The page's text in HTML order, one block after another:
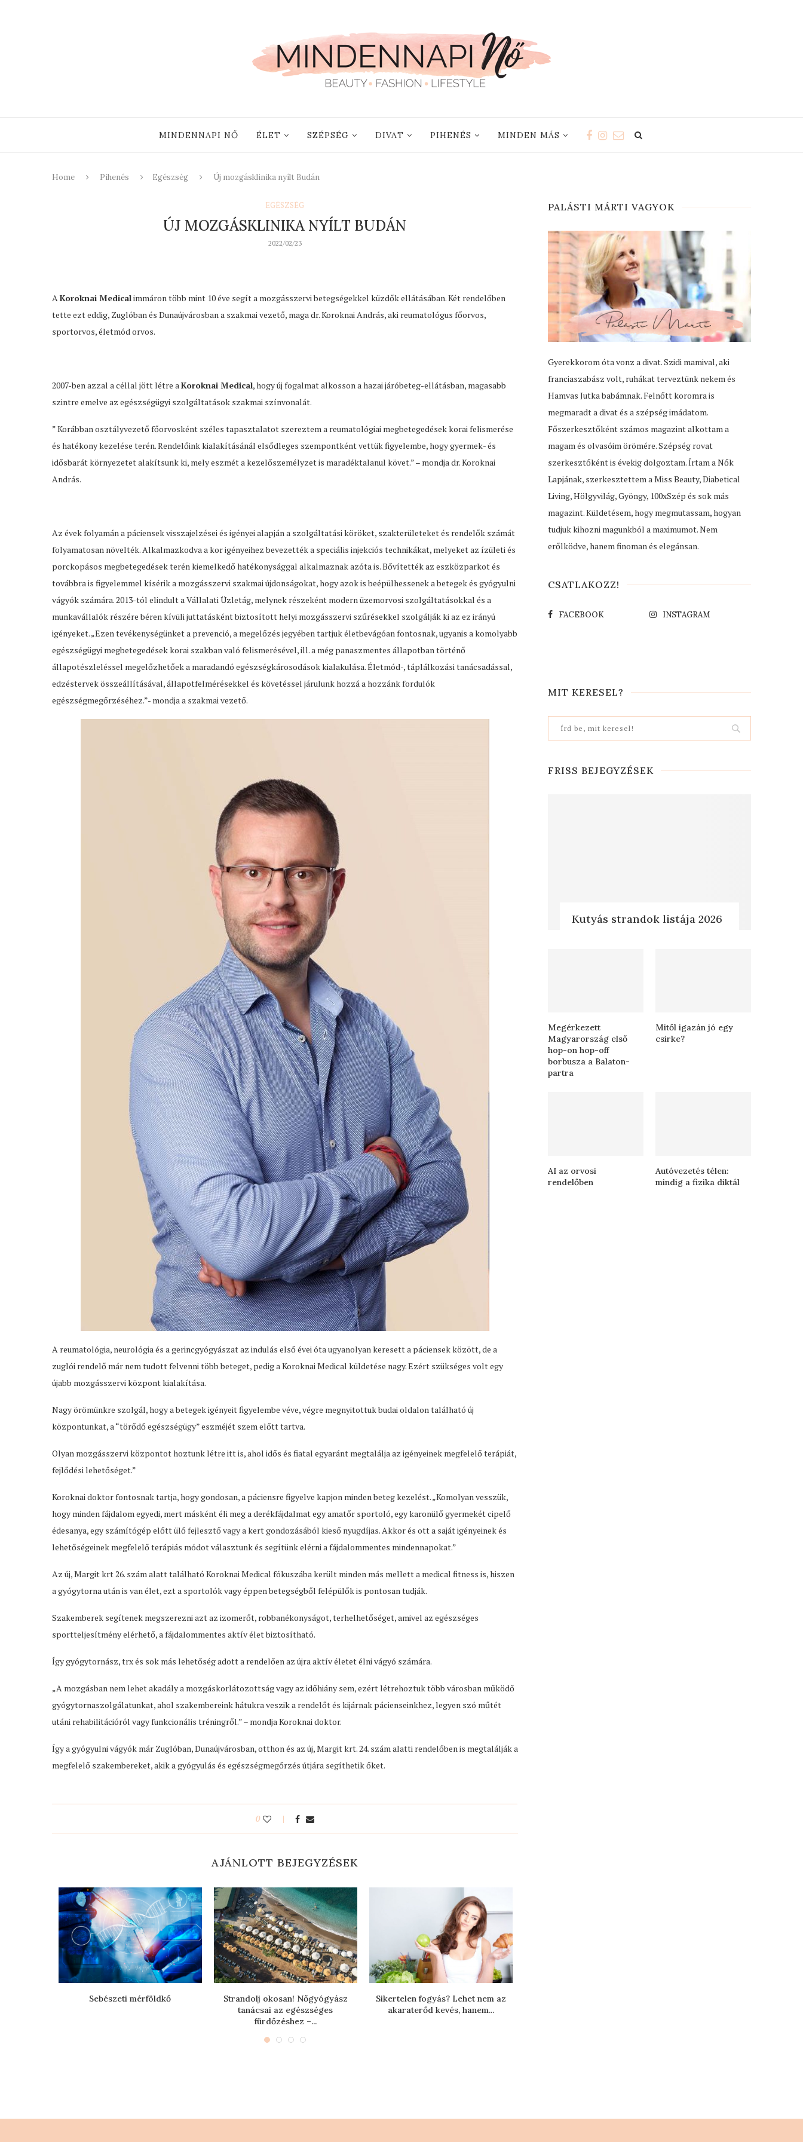
MINDENNAPI NŐ ÉLET SZÉPSÉG DIVAT PIHENÉS MINDEN MÁS
Home Pihenés Egészség Új mozgásklinika nyílt Budán
EGÉSZSÉG
ÚJ MOZGÁSKLINIKA NYÍLT BUDÁN
2022/02/23
AKoroknai Medicalimmáron több mint 10 éve segít a mozgásszervi betegségekkel küzdők ellátásában. Két rendelőben
tette ezt eddig, Zuglóban és Dunaújvárosban a szakmai vezető, maga dr. Koroknai András, aki reumatológus főorvos,
sportorvos, életmód orvos.
2007-ben azzal a céllal jött létre aKoroknai Medical, hogy új fogalmat alkosson a hazai járóbeteg-ellátásban, magasabb
szintre emelve az egészségügyi szolgáltatások szakmai színvonalát.
” Korábban osztályvezető főorvosként széles tapasztalatot szereztem a reumatológiai megbetegedések korai felismerése
és hatékony kezelése terén. Rendelőink kialakításánál elsődleges szempontként vettük figyelembe, hogy gyermek- és
idősbarát környezetet alakítsunk ki, mely eszmét a kezelőszemélyzet is maradéktalanul követ.” – mondja dr. Koroknai
András.
Az évek folyamán a páciensek visszajelzései és igényei alapján a szolgáltatási köröket, szakterületeket és rendelők számát
folyamatosan növelték. Alkalmazkodva a kor igényeihez bevezették a speciális injekciós technikákat, melyeket az ízületi és
porckopásos megbetegedések terén kiemelkedő hatékonysággal alkalmaznak azóta is. Bővítették az eszközparkot és
továbbra is figyelemmel kísérik a mozgásszervi szakmai újdonságokat, hogy azok is beépülhessenek a betegek és gyógyulni
vágyók számára. 2013-tól elindult a Vállalati Üzletág, melynek részeként modern üzemorvosi szolgáltatásokkal és a
munkavállalók részére béren kívüli juttatásként biztosított helyi mozgásszervi szűrésekkel szolgálják ki az ez irányú
igényeket. „Ezen tevékenységünket a prevenció, a megelőzés jegyében tartjuk életbevágóan fontosnak, ugyanis a komolyabb
egészségügyi megbetegedések korai szakban való felismerésével, ill. a még panaszmentes állapotban történő
állapotészleléssel megelőzhetőek a maradandó egészségkárosodások kialakulása. Életmód-, táplálkozási tanácsadással,
edzéstervek összeállításával, állapotfelmérésekkel és követéssel járulunk hozzá a hozzánk fordulók
egészségmegőrzéséhez.”- mondja a szakmai vezető.
A reumatológia, neurológia és a gerincgyógyászat az indulás első évei óta ugyanolyan keresett a páciensek között, de a
zuglói rendelő már nem tudott felvenni több beteget, pedig a Koroknai Medical küldetése nagy. Ezért szükséges volt egy
újabb mozgásszervi központ kialakítása.
Nagy örömünkre szolgál, hogy a betegek igényeit figyelembe véve, végre megnyitottuk budai oldalon található új
központunkat, a “törődő egészségügy” eszméjét szem előtt tartva.
Olyan mozgásszervi központot hoztunk létre itt is, ahol idős és fiatal egyaránt megtalálja az igényeinek megfelelő terápiát,
fejlődési lehetőséget.”
Koroknai doktor fontosnak tartja, hogy gondosan, a páciensre figyelve kapjon minden beteg kezelést. „Komolyan vesszük,
hogy minden fájdalom egyedi, mert másként éli meg a derékfájdalmat egy amatőr sportoló, egy karonülő gyermekét cipelő
édesanya, egy számítógép előtt ülő fejlesztő vagy a kert gondozásából kieső nyugdíjas. Akkor és ott a saját igényeinek és
lehetőségeinek megfelelő terápiás módot választunk és segítünk elérni a fájdalommentes mindennapokat.”
Az új, Margit krt 26. szám alatt található Koroknai Medical fókuszába került minden más mellett a medical fitness is, hiszen
a gyógytorna után is van élet, ezt a sportolók vagy éppen betegségből felépülők is pontosan tudják.
Szakemberek segítenek megszerezni azt az izomerőt, robbanékonyságot, terhelhetőséget, amivel az egészséges
sportteljesítmény elérhető, a fájdalommentes aktív élet biztosítható.
Így gyógytornász, trx és sok más lehetőség adott a rendelően az újra aktív életet élni vágyó számára.
„A mozgásban nem lehet akadály a mozgáskorlátozottság vagy az időhiány sem, ezért létrehoztuk több városban működő
gyógytornaszolgálatunkat, ahol szakembereink hátukra veszik a rendelőt és kijárnak pácienseinkhez, legyen szó műtét
utáni rehabilitációról vagy funkcionális tréningről.” – mondja Koroknai doktor.
Így a gyógyulni vágyók már Zuglóban, Dunaújvárosban, otthon és az új, Margit krt. 24. szám alatti rendelőben is megtalálják a
megfelelő szakembereket, akik a gyógyulás és egészségmegőrzés útjára segíthetik őket.
0
AJÁNLOTT BEJEGYZÉSEK
Sebészeti mérföldkő
Strandolj okosan! Nőgyógyász
tanácsai az egészséges
fürdőzéshez –...
Sikertelen fogyás? Lehet nem az
akaraterőd kevés, hanem...
PALÁSTI MÁRTI VAGYOK
Gyerekkorom óta vonz a divat. Szidi mamival, aki
franciaszabász volt, ruhákat terveztünk nekem és
Hamvas Jutka babámnak. Felnőtt koromra is
megmaradt a divat és a szépség imádatom.
Főszerkesztőként számos magazint alkottam a
magam és olvasóim örömére. Szépség rovat
szerkesztőként is évekig dolgoztam. Írtam a Nők
Lapjának, szerkesztettem a Miss Beauty, Diabetical
Living, Hölgyvilág, Gyöngy, 100xSzép és sok más
magazint. Küldetésem, hogy megmutassam, hogyan
tudjuk kihozni magunkból a maximumot. Nem
erőlködve, hanem finoman és elegánsan.
CSATLAKOZZ!
FACEBOOK INSTAGRAM
MIT KERESEL?
FRISS BEJEGYZÉSEK
Kutyás strandok listája 2026
Megérkezett
Magyarország első
hop-on hop-off
borbusza a Balaton-
partra
Mitől igazán jó egy
csirke?
AI az orvosi
rendelőben
Autóvezetés télen:
mindig a fizika diktál